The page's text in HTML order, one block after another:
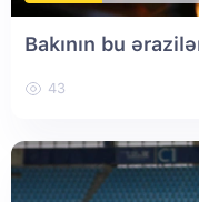
Bakının bu
43